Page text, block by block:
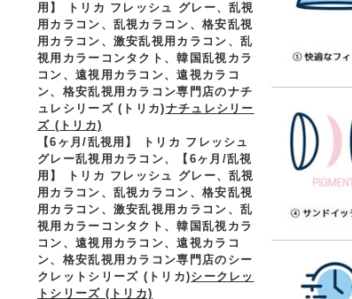
用】 トリカ フレッシュ グレー、乱視
用カラコン、乱視カラコン、格安乱視
用カラコン、激安乱視用カラコン、乱
視用カラーコンタクト、韓国乱視カラ
コン、遠視用カラコン、遠視カラコ
ン、格安乱視用カラコン専門店のナチ
ュレシリーズ (トリカ)ナチュレシリー
ズ (トリカ)
【6ヶ月/乱視用】 トリカ フレッシュ
グレー乱視用カラコン、
【6ヶ月/乱視
用】 トリカ フレッシュ グレー、乱視
用カラコン、乱視カラコン、格安乱視
用カラコン、激安乱視用カラコン、乱
視用カラーコンタクト、韓国乱視カラ
コン、遠視用カラコン、遠視カラコ
ン、格安乱視用カラコン専門店のシー
クレットシリーズ (トリカ)シークレッ
トシリーズ (トリカ)